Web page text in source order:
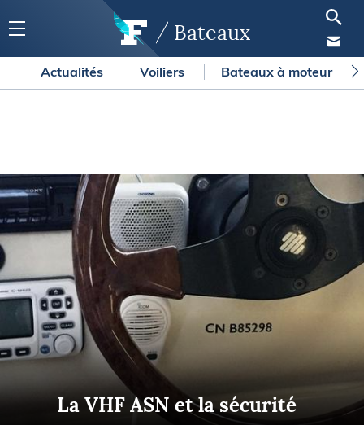
Bateaux
Actualités Voiliers Bateaux à moteur
La VHF ASN et la sécurité